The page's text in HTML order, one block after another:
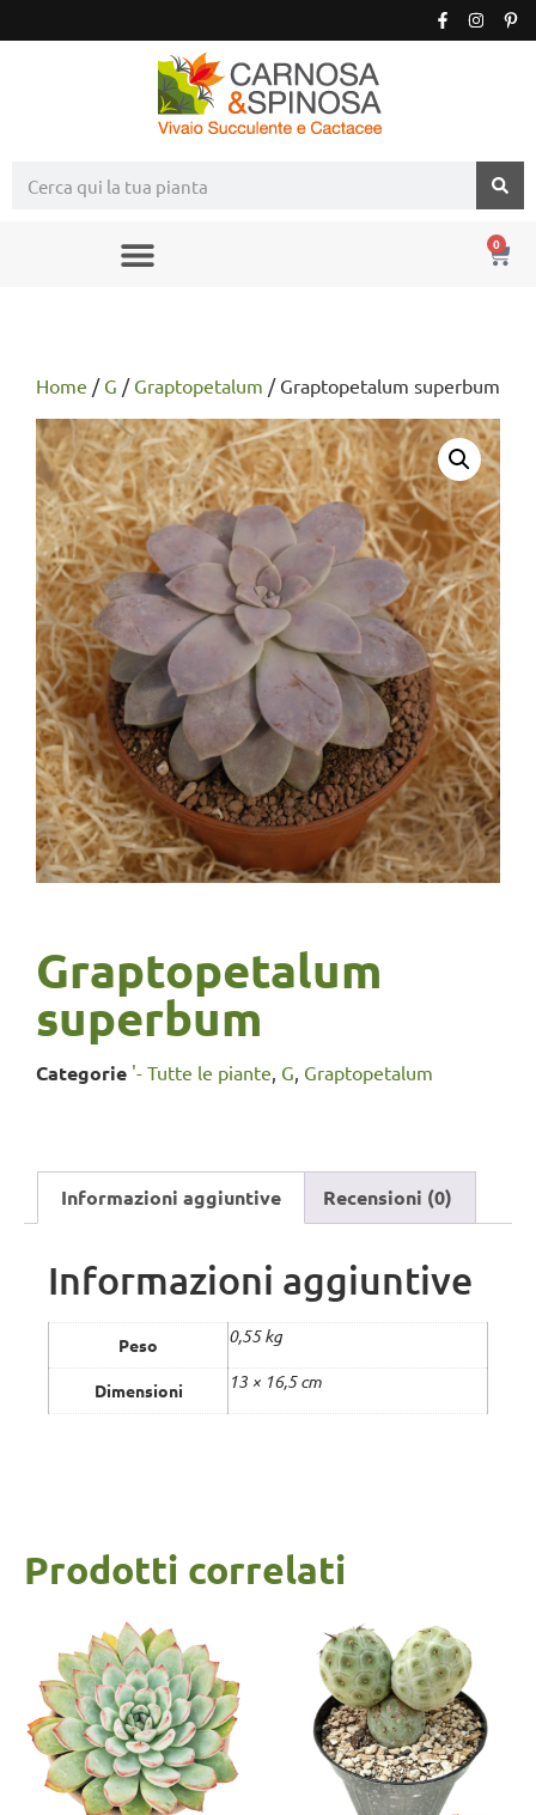
0
Home / G / Graptopetalum / Graptopetalum superbum
Graptopetalum
superbum
Categorie '- Tutte le piante, G, Graptopetalum
Informazioni aggiuntive Recensioni (0)
Informazioni aggiuntive
Peso 0,55 kg
Dimensioni 13 × 16,5 cm
Prodotti correlati